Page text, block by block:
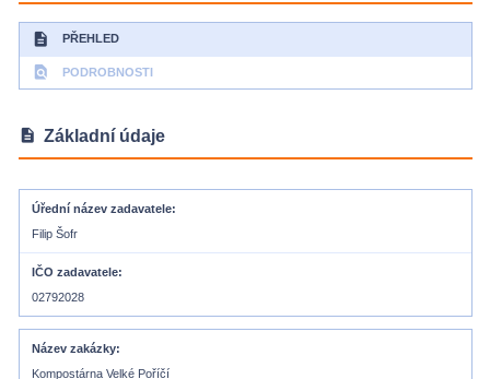
description PŘEHLED
find_in_page PODROBNOSTI
description Základní údaje
Úřední název zadavatele
Filip Šofr
IČO zadavatele
02792028
Název zakázky
Kompostárna Velké Poříčí